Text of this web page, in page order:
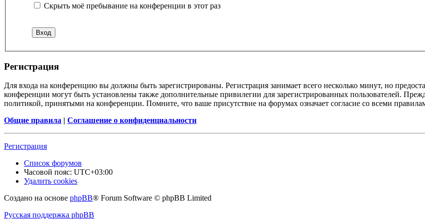
Скрыть моё пребывание на конференции в этот раз
Регистрация
Для входа на конференцию вы должны быть зарегистрированы. Регистрация занимает всего несколько минут, но
конференции могут быть установлены также дополнительные привилегии для зарегистрированных пользователей.
политикой, принятыми на конференции. Помните, что ваше присутствие на форумах означает согласие со всеми
Общие правила | Соглашение о конфиденциальности
Регистрация
Список форумов
Часовой пояс: UTC+03:00
Удалить cookies
Создано на основе phpBB® Forum Software © phpBB Limited
Русская поддержка phpBB